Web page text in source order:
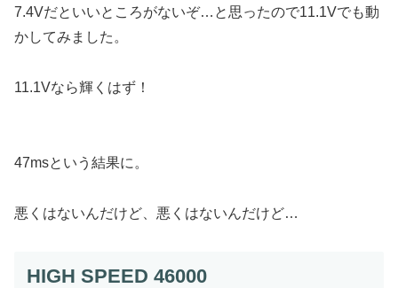
7.4Vだといいところがないぞ…と思ったので11.1Vでも動
かしてみました。
11.1Vなら輝くはず！
47msという結果に。
悪くはないんだけど、悪くはないんだけど…
HIGH SPEED 46000